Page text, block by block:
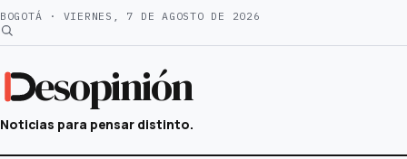
Saltar
al
BOGOTÁ · VIERNES, 7 DE AGOSTO DE 2026
esopinión
Noticias para pensar distinto.